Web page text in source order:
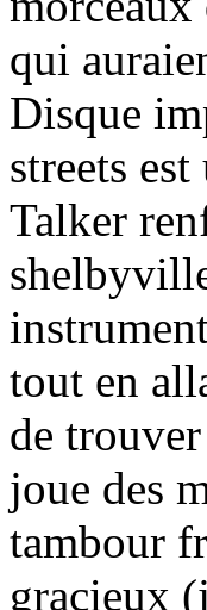
qui
Disque
streets
Talker
tout en
de
joue des
tambour
gracieux